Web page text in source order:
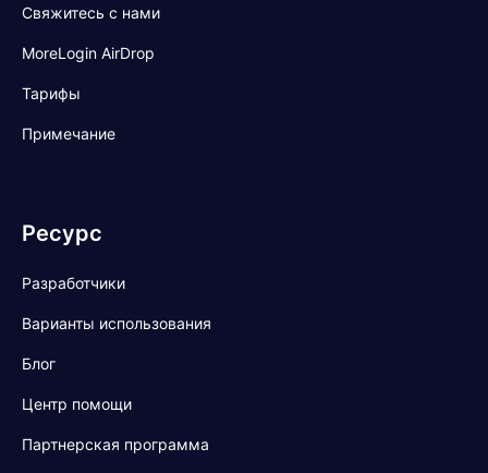
Свяжитесь с нами
MoreLogin AirDrop
Тарифы
Примечание
Ресурс
Разработчики
Варианты использования
Блог
Центр помощи
Партнерская программа